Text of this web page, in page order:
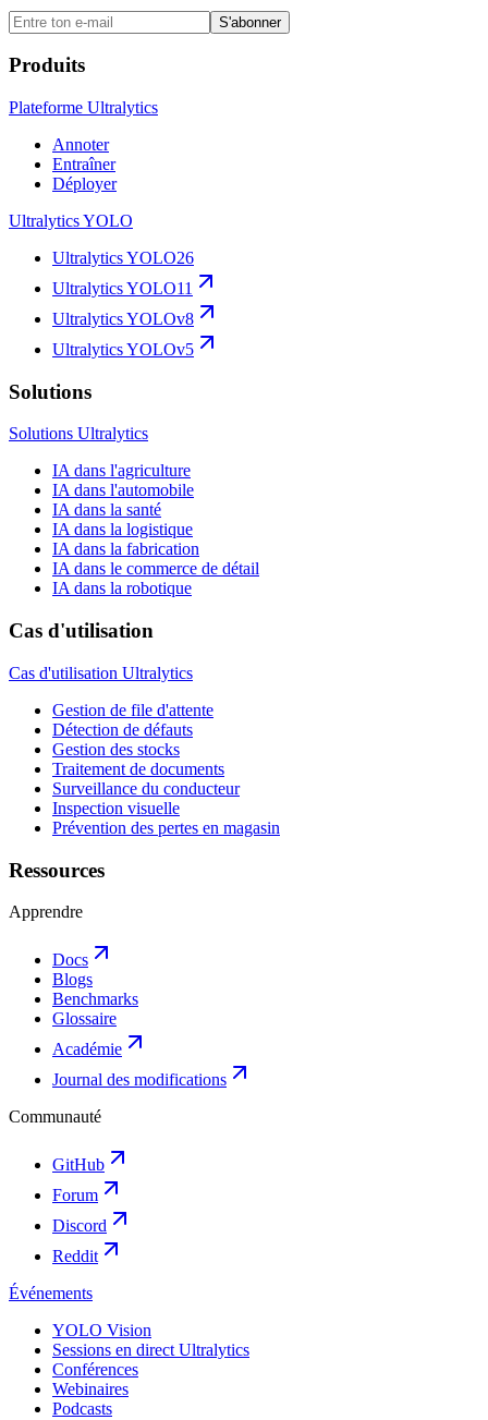
S'abonner
Produits
Plateforme Ultralytics
Annoter
Entraîner
Déployer
Ultralytics YOLO
Ultralytics YOLO26
Ultralytics YOLO11
Ultralytics YOLOv8
Ultralytics YOLOv5
Solutions
Solutions Ultralytics
IA dans l'agriculture
IA dans l'automobile
IA dans la santé
IA dans la logistique
IA dans la fabrication
IA dans le commerce de détail
IA dans la robotique
Cas d'utilisation
Cas d'utilisation Ultralytics
Gestion de file d'attente
Détection de défauts
Gestion des stocks
Traitement de documents
Surveillance du conducteur
Inspection visuelle
Prévention des pertes en magasin
Ressources
Apprendre
Docs
Blogs
Benchmarks
Glossaire
Académie
Journal des modifications
Communauté
GitHub
Forum
Discord
Reddit
Événements
YOLO Vision
Sessions en direct Ultralytics
Conférences
Webinaires
Podcasts